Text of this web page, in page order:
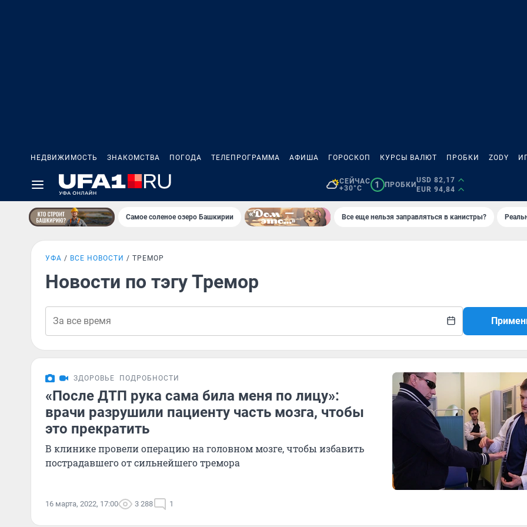
НЕДВИЖИМОСТЬ ЗНАКОМСТВА ПОГОДА ТЕЛЕПРОГРАММА АФИША ГОРОСКОП КУРСЫ ВАЛЮТ ПРОБКИ ZODY
СЕЙЧАС
+30°C
1 ПРОБКИ
USD 82,17
EUR 94,84
Самое соленое озеро Башкирии Все еще нельзя заправляться в канистры?
УФА ВСЕ НОВОСТИ ТРЕМОР
Новости по тэгу Тремор
ЗДОРОВЬЕ ПОДРОБНОСТИ
«После ДТП рука сама била меня по лицу»:
врачи разрушили пациенту часть мозга, чтобы
это прекратить
В клинике провели операцию на головном мозге, чтобы избавить
пострадавшего от сильнейшего тремора
16 марта, 2022, 17:00 3 288 1